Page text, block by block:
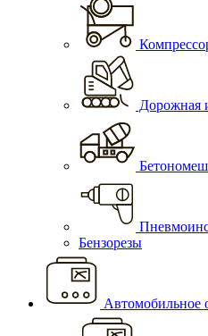
Дорожная
Бензорезы
Автомобильное